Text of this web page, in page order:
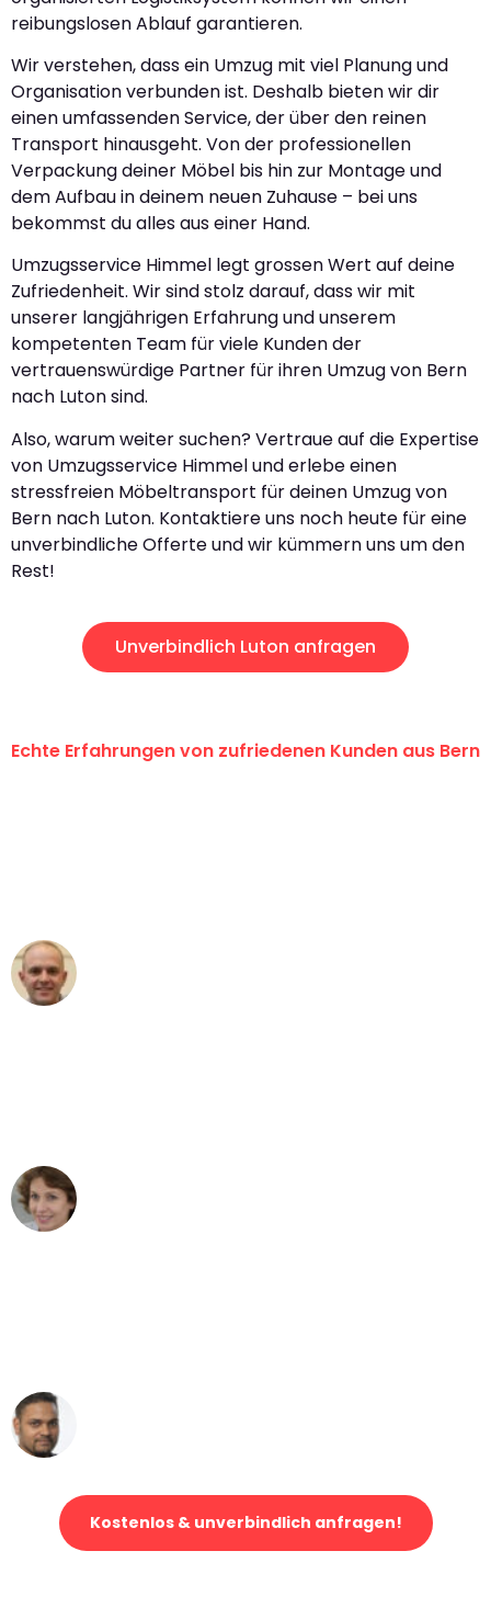
reibungslosen Ablauf garantieren.
Wir verstehen, dass ein Umzug mit viel Planung und
Organisation verbunden ist. Deshalb bieten wir dir
einen umfassenden Service, der über den reinen
Transport hinausgeht. Von der professionellen
Verpackung deiner Möbel bis hin zur Montage und
dem Aufbau in deinem neuen Zuhause – bei uns
bekommst du alles aus einer Hand.
Umzugsservice Himmel legt grossen Wert auf deine
Zufriedenheit. Wir sind stolz darauf, dass wir mit
unserer langjährigen Erfahrung und unserem
kompetenten Team für viele Kunden der
vertrauenswürdige Partner für ihren Umzug von Bern
nach Luton sind.
Also, warum weiter suchen? Vertraue auf die Expertise
von Umzugsservice Himmel und erlebe einen
stressfreien Möbeltransport für deinen Umzug von
Bern nach Luton. Kontaktiere uns noch heute für eine
unverbindliche Offerte und wir kümmern uns um den
Rest!
Unverbindlich Luton anfragen
Echte Erfahrungen von zufriedenen Kunden aus Bern
Kostenlos & unverbindlich anfragen!